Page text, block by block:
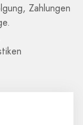
Zahlungen